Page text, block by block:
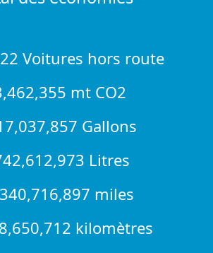
Voitures hors route
mt CO2
Gallons
Litres
miles
kilomètres